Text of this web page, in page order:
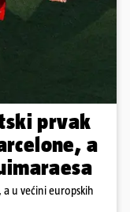
prvak
a
a u većini europskih